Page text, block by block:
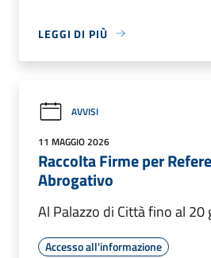
LEGGI DI PIÙ
AVVISI
11 MAGGIO 2026
Raccolta Firme per
Abrogativo
Al Palazzo di Città fino al
Accesso all'informazione